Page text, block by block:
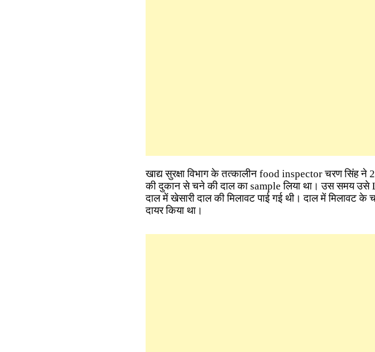
खाद्य सुरक्षा विभाग के तत्कालीन food inspector चरण सिंह
की दुकान से चने की दाल का sample लिया था। उस समय
दाल में खेसारी दाल की मिलावट पाई गई थी। दाल में मिलावट के
दायर किया था।